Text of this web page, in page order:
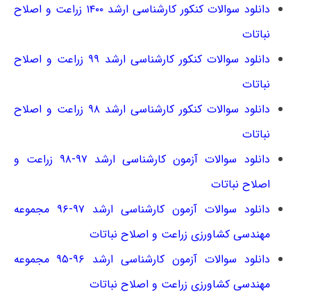
دانلود سوالات کنکور کارشناسی ارشد ۱۴۰۰ زراعت و اصلاح
نباتات
دانلود سوالات کنکور کارشناسی ارشد ۹۹ زراعت و اصلاح
نباتات
دانلود سوالات کنکور کارشناسی ارشد ۹۸ زراعت و اصلاح
نباتات
دانلود سوالات آزمون کارشناسی ارشد ۹۷-۹۸ زراعت و
اصلاح نباتات
دانلود سوالات آزمون کارشناسی ارشد ۹۷-۹۶ مجموعه
مهندسی کشاورزی زراعت و اصلاح نباتات
دانلود سوالات آزمون کارشناسی ارشد ۹۶-۹۵ مجموعه
مهندسی کشاورزی زراعت و اصلاح نباتات